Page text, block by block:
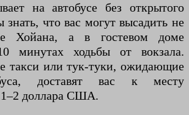
на автобусе без открытого
знать, что вас могут высадить не
Хойана, а в гостевом доме
минутах ходьбы от вокзала.
такси или тук-туки, ожидающие
доставят вас к месту
доллара США.